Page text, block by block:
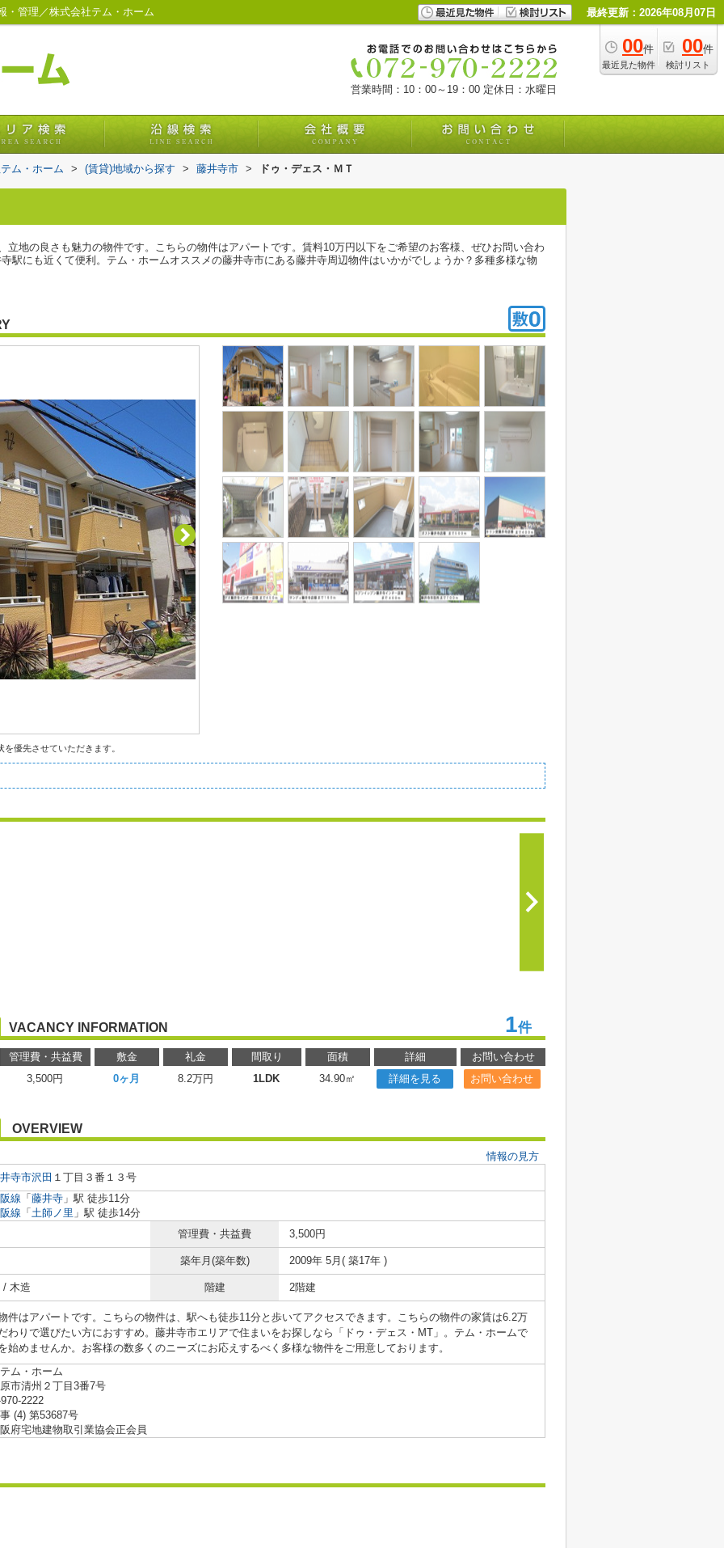
・管理／株式会社テム・ホーム 最終更新：2026年08月07日
00件
最近見た物件
00件
検討リスト
営業時間：10：00～19：00 定休日：水曜日
ム・ホーム > (賃貸)地域から探す > 藤井寺市 > ドゥ・デェス・ＭＴ
立地の良さも魅力の物件です。こちらの物件はアパートです。賃料10万円以下をご希望のお客様、ぜひお問い合わ
駅にも近くて便利。テム・ホームオススメの藤井寺市にある藤井寺周辺物件はいかがでしょうか？多種多様な物
優先させていただきます。
VACANCY INFORMATION 1件
管理費・共益費 敷金 礼金 間取り 面積 詳細
お問い合わせ
3,500円 0ヶ月 8.2万円 1LDK 34.90㎡ 詳細を見る お問い合わせ
OVERVIEW
情報の見方
寺市沢田 １丁目３番１３号
線 「 藤井寺 」駅 徒歩11分
線 「 土師ノ里 」駅 徒歩14分
管理費・共益費 3,500円
築年月(築年数) 2009年 5月( 築17年 )
/ 木造 階建 2階建
件はアパートです。こちらの物件は、駅へも徒歩11分と歩いてアクセスできます。こちらの物件の家賃は6.2万
わりで選びたい方におすすめ。藤井寺市エリアで住まいをお探しなら「ドゥ・デェス・MT」。テム・ホームで
始めませんか。お客様の数多くのニーズにお応えするべく多様な物件をご用意しております。
ム・ホーム
市清州２丁目3番7号
2222
(4) 第53687号
阪府宅地建物取引業協会正会員